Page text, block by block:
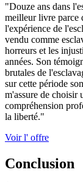
"Douze ans dans
meilleur livre parce
l'expérience de
vendu comme
horreurs et les
années. Son
brutales de
sur cette période
m'assure de choisir
compréhension
la liberté."
Voir l' offre
Conclusion